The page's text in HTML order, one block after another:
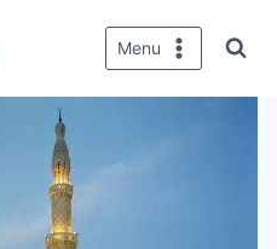
Menu